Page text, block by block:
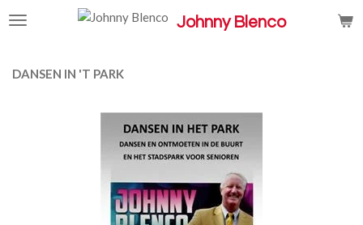
Ga
de
Johnny Blenco
DANSEN IN 'T PARK